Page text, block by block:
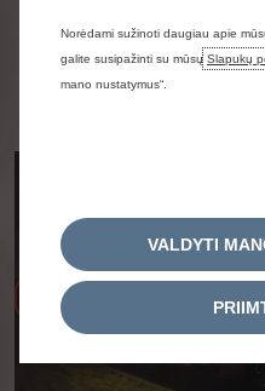
kad ir kur
Ankstesnis
Norėdami sužinoti daugiau apie
galite susipažinti su mūsų Slapukų
mano nustatymus“.
VALDYTI